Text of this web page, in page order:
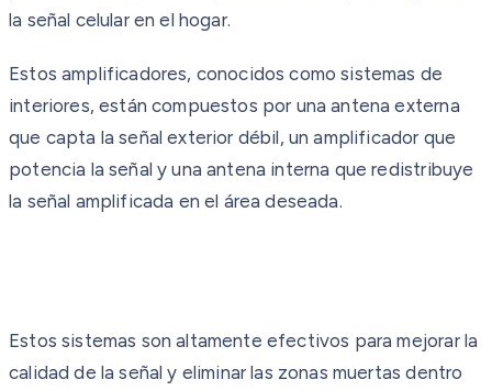
la señal celular en el hogar.
Estos amplificadores, conocidos como sistemas de
interiores, están compuestos por una antena externa
que capta la señal exterior débil, un amplificador que
potencia la señal y una antena interna que redistribuye
la señal amplificada en el área deseada.
Estos sistemas son altamente efectivos para mejorar la
calidad de la señal y eliminar las zonas muertas dentro